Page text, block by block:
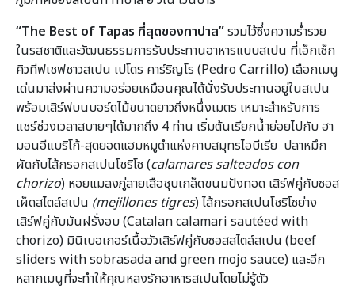
“The Best of Tapas ที่สุดของทาปาส”รวมไว้ซึ่งความร่ำรวย
ในรสชาติและวัฒนธรรมการรับประทานอาหารแบบสเปน ที่เอ็กเซ็ก
คิวทีฟเชฟชาวสเปน เปโดร คาร์ริญโร (Pedro Carrillo) เลือกเมนู
เด่นมาส่งผ่านความอร่อยเหมือนคุณได้นั่งรับประทานอยู่ในสเปน
พร้อมเสิร์ฟบนบอร์ดไม้ขนาดยาวถึงหนึ่งเมตร เหมาะสำหรับการ
แชร์ช่วงเวลาสบายๆได้มากถึง 4 ท่าน เริ่มต้นเรียกน้ำย่อยไปกับ ฮา
มอนอีแบริโก้-สุดยอดแฮมหมูดำแห่งคาบสมุทรไอบีเรีย ปลาหมึก
ผัดกับไส้กรอกสเปนโชริโซ (calamares salteados con
chorizo) หอยแมลงภู่ลายเสือชุบเกล็ดขนมปังทอด เสิร์ฟคู่กับซอส
เผ็ดสไตล์สเปน (mejillones tigres) ไส้กรอกสเปนโชริโซย่าง
เสิร์ฟคู่กับมันฝรั่งอบ (Catalan calamari sautéed with
chorizo) มินิเบอเกอร์เนื้อวัวเสิร์ฟคู่กับซอสสไตล์สเปน (beef
sliders with sobrasada and green mojo sauce) และอีก
หลากเมนูที่จะทำให้คุณหลงรักอาหารสเปนโดยไม่รู้ตัว